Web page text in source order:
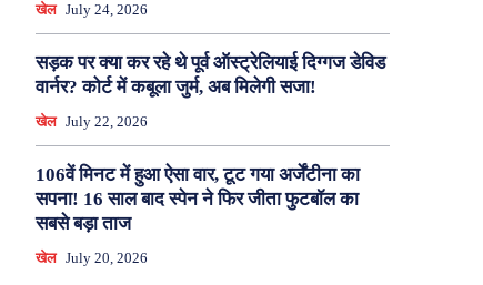
खेल July 24, 2026
सड़क पर क्या कर रहे थे पूर्व ऑस्ट्रेलियाई दिग्गज डेविड
वार्नर? कोर्ट में कबूला जुर्म, अब मिलेगी सजा!
खेल July 22, 2026
106वें मिनट में हुआ ऐसा वार, टूट गया अर्जेंटीना का
सपना! 16 साल बाद स्पेन ने फिर जीता फुटबॉल का
सबसे बड़ा ताज
खेल July 20, 2026